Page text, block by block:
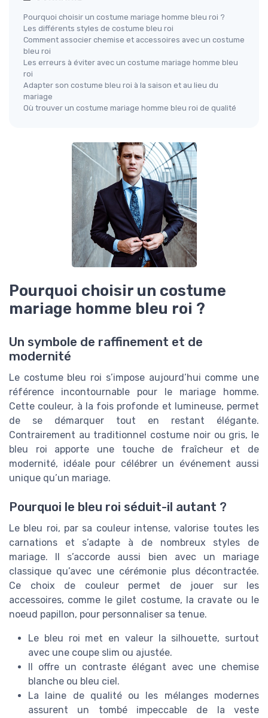
Pourquoi choisir un costume mariage homme bleu roi ?
Les différents styles de costume bleu roi
Comment associer chemise et accessoires avec un costume
bleu roi
Les erreurs à éviter avec un costume mariage homme bleu
roi
Adapter son costume bleu roi à la saison et au lieu du
mariage
Où trouver un costume mariage homme bleu roi de qualité
Pourquoi choisir un costume
mariage homme bleu roi ?
Un symbole de raffinement et de
modernité
Le costume bleu roi s’impose aujourd’hui comme une
référence incontournable pour le mariage homme.
Cette couleur, à la fois profonde et lumineuse, permet
de se démarquer tout en restant élégante.
Contrairement au traditionnel costume noir ou gris, le
bleu roi apporte une touche de fraîcheur et de
modernité, idéale pour célébrer un événement aussi
unique qu’un mariage.
Pourquoi le bleu roi séduit-il autant ?
Le bleu roi, par sa couleur intense, valorise toutes les
carnations et s’adapte à de nombreux styles de
mariage. Il s’accorde aussi bien avec un mariage
classique qu’avec une cérémonie plus décontractée.
Ce choix de couleur permet de jouer sur les
accessoires, comme le gilet costume, la cravate ou le
noeud papillon, pour personnaliser sa tenue.
Le bleu roi met en valeur la silhouette, surtout
avec une coupe slim ou ajustée.
Il offre un contraste élégant avec une chemise
blanche ou bleu ciel.
La laine de qualité ou les mélanges modernes
assurent un tombé impeccable de la veste